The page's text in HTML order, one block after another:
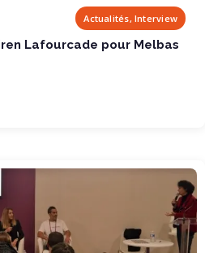
pour Melbas...
Actualités, Interview
Lafourcade pour Melbas